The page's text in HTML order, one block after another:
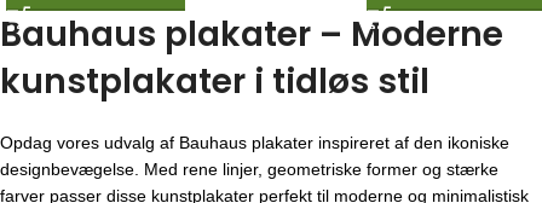
Bauhaus plakater – Moderne
kunstplakater i tidløs stil
Opdag vores udvalg af Bauhaus plakater inspireret af den ikoniske
designbevægelse. Med rene linjer, geometriske former og stærke
farver passer disse kunstplakater perfekt til moderne og minimalistisk